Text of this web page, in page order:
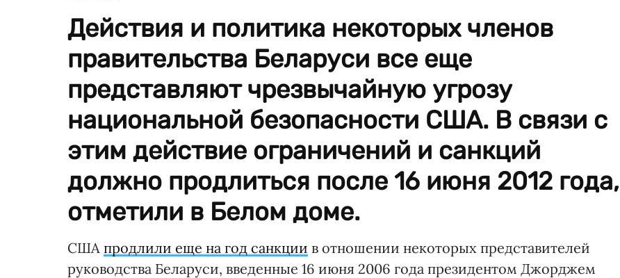
Действия и политика некоторых членов
правительства Беларуси все еще
представляют чрезвычайную угрозу
национальной безопасности США. В связи с
этим действие ограничений и санкций
должно продлиться после 16 июня 2012 года,
отметили в Белом доме.
США продлили еще на год санкции в отношении некоторых представителей
руководства Беларуси, введенные 16 июня 2006 года президентом Джорджем